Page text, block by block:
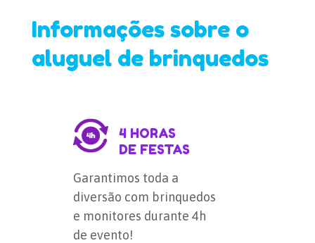
Informações sobre o
aluguel de brinquedos
4 HORAS
DE FESTAS
Garantimos toda a
diversão com brinquedos
e monitores durante 4h
de evento!